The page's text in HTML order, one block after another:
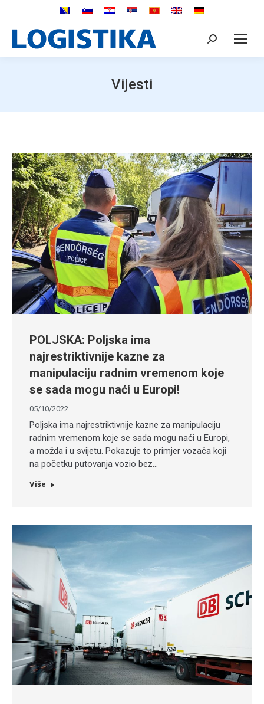
Search:
Vijesti
POLJSKA: Poljska ima
najrestriktivnije kazne za
manipulaciju radnim vremenom koje
se sada mogu naći u Europi!
05/10/2022
Poljska ima najrestriktivnije kazne za manipulaciju
radnim vremenom koje se sada mogu naći u Europi,
a možda i u svijetu. Pokazuje to primjer vozača koji
na početku putovanja vozio bez…
Više